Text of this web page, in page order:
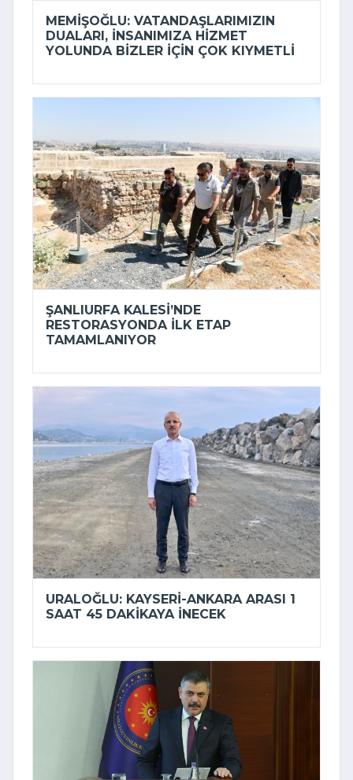
MEMIŞOĞLU: VATANDAŞLARIMIZIN
DUALARI, INSANIMIZA HIZMET
YOLUNDA BIZLER IÇIN ÇOK KIYMETLI
ŞANLIURFA KALESI’NDE
RESTORASYONDA ILK ETAP
TAMAMLANIYOR
URALOĞLU: KAYSERI-ANKARA ARASI 1
SAAT 45 DAKIKAYA INECEK